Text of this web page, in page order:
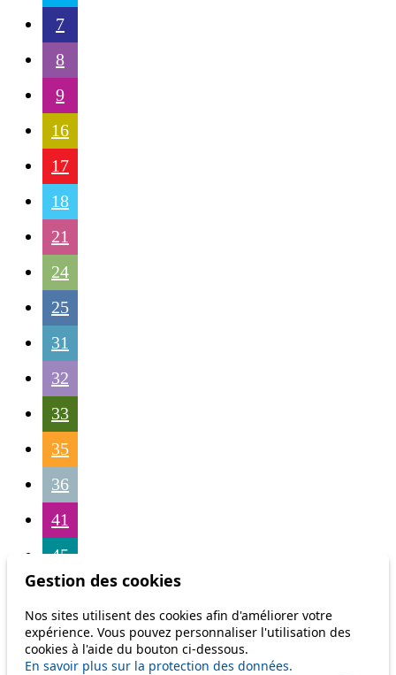
7
8
9
16
17
18
21
24
25
31
32
33
35
36
41
45
46
54
56
Gestion des cookies
Nos sites utilisent des cookies afin d'améliorer votre
expérience. Vous pouvez personnaliser l'utilisation des
cookies à l'aide du bouton ci-dessous.
En savoir plus sur la protection des données.